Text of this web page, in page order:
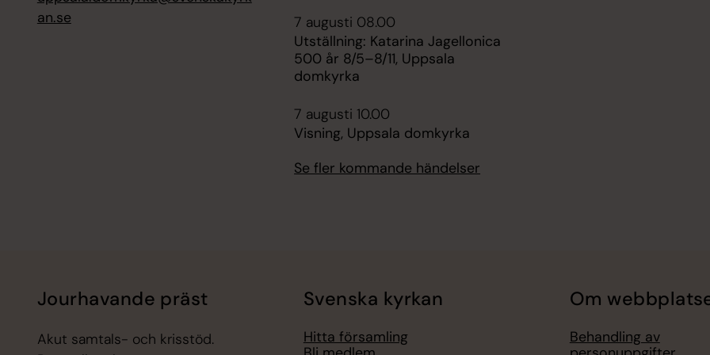
an.se
7 augusti 08.00
Utställning: Katarina Jagellonica
500 år 8/5–8/11, Uppsala
domkyrka
7 augusti 10.00
Visning, Uppsala domkyrka
Se fler kommande händelser
Jourhavande präst
Akut samtals- och krisstöd.
Svenska kyrkan
Hitta församling
Om
Behandling av